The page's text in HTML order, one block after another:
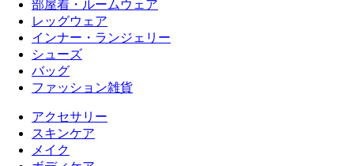
部屋着・ルームウェア
レッグウェア
インナー・ランジェリー
シューズ
バッグ
ファッション雑貨
アクセサリー
スキンケア
メイク